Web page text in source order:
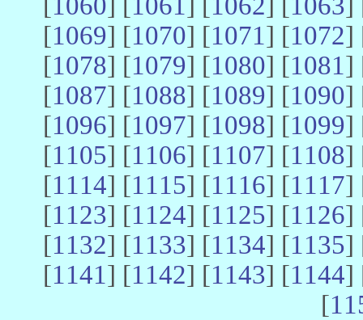
[1069] [1070] [1071] [1072]
[1078] [1079] [1080] [1081]
[1087] [1088] [1089] [1090]
[1096] [1097] [1098] [1099]
[1105] [1106] [1107] [1108]
[1114] [1115] [1116] [1117]
[1123] [1124] [1125] [1126]
[1132] [1133] [1134] [1135]
[1141] [1142] [1143] [1144]
[